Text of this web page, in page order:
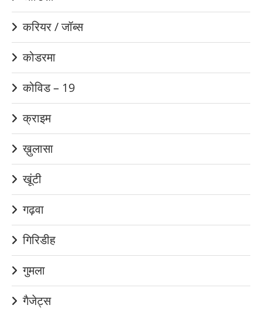
करियर / जॉब्स
कोडरमा
कोविड – 19
क्राइम
ख़ुलासा
खूंटी
गढ़वा
गिरिडीह
गुमला
गैजेट्स